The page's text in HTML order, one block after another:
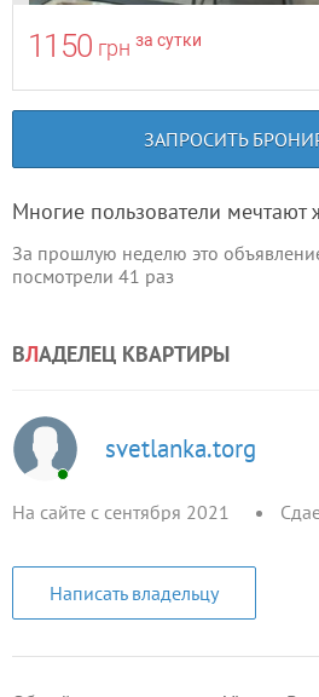
1150 грн за сутки
ЗАПРОСИТЬ
Многие пользователи мечтают
За прошлую неделю это
посмотрели 41 раз
ВЛАДЕЛЕЦ КВАРТИРЫ
svetlanka.torg
На сайте с сентября 2021
Написать владельцу